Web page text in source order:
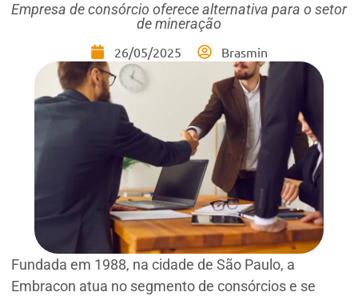
Empresa de consórcio oferece alternativa para o setor
de mineração
26/05/2025 Brasmin
Fundada em 1988, na cidade de São Paulo, a
Embracon atua no segmento de consórcios e se